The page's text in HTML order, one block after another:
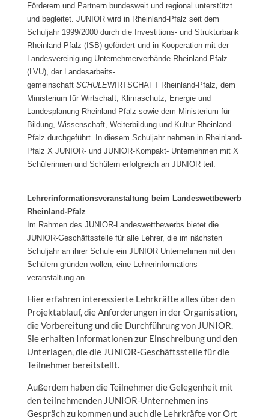
Förderern und Partnern bundesweit und regional unterstützt
und begleitet. JUNIOR wird in Rheinland-Pfalz seit dem
Schuljahr 1999/2000 durch die Investitions- und Strukturbank
Rheinland-Pfalz (ISB) gefördert und in Kooperation mit der
Landesvereinigung Unternehmerverbände Rheinland-Pfalz
(LVU), der Landesarbeits-
gemeinschaft SCHULEWIRTSCHAFT Rheinland-Pfalz, dem
Ministerium für Wirtschaft, Klimaschutz, Energie und
Landesplanung Rheinland-Pfalz sowie dem Ministerium für
Bildung, Wissenschaft, Weiterbildung und Kultur Rheinland-
Pfalz durchgeführt. In diesem Schuljahr nehmen in Rheinland-
Pfalz X JUNIOR- und JUNIOR-Kompakt- Unternehmen mit X
Schülerinnen und Schülern erfolgreich an JUNIOR teil.
Lehrerinformationsveranstaltung beim Landeswettbewerb
Rheinland-Pfalz
Im Rahmen des JUNIOR-Landeswettbewerbs bietet die
JUNIOR-Geschäftsstelle für alle Lehrer, die im nächsten
Schuljahr an ihrer Schule ein JUNIOR Unternehmen mit den
Schülern gründen wollen, eine Lehrerinformations-
veranstaltung an.
Hier erfahren interessierte Lehrkräfte alles über den
Projektablauf, die Anforderungen in der Organisation,
die Vorbereitung und die Durchführung von JUNIOR.
Sie erhalten Informationen zur Einschreibung und den
Unterlagen, die die JUNIOR-Geschäftsstelle für die
Teilnehmer bereitstellt.
Außerdem haben die Teilnehmer die Gelegenheit mit
den teilnehmenden JUNIOR-Unternehmen ins
Gespräch zu kommen und auch die Lehrkräfte vor Ort